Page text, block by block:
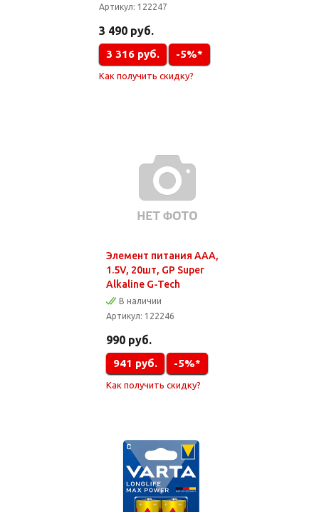
Артикул: 122247
3 490 руб.
3 316 руб. -5%*
Как получить скидку?
Элемент питания AAA,
1.5V, 20шт, GP Super
Alkaline G-Tech
В наличии
Артикул: 122246
990 руб.
941 руб. -5%*
Как получить скидку?